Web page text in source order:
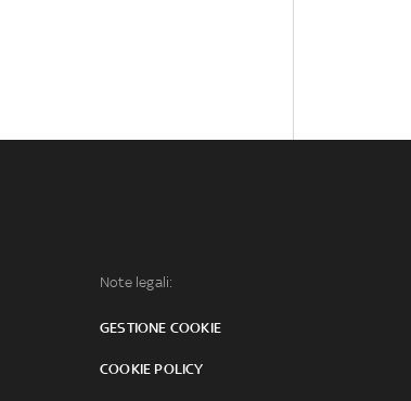
Note legali:
GESTIONE COOKIE
COOKIE POLICY